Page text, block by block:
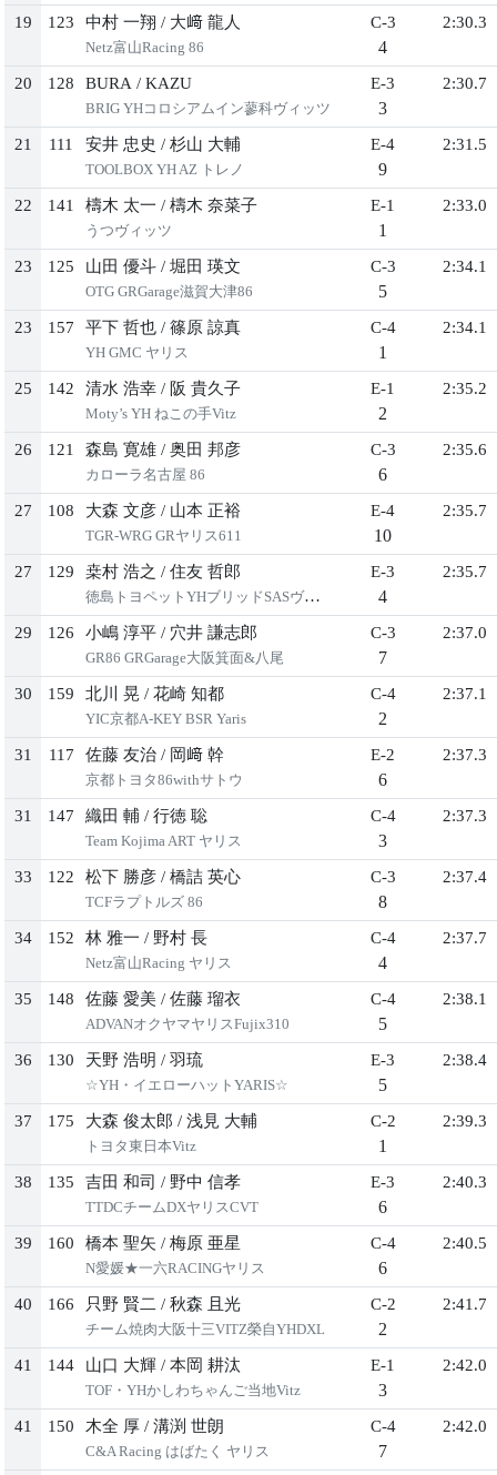
19 123 中村 一翔 / 大﨑 龍人
Netz富山Racing 86
C-3
4
2:30.3
20 128 BURA / KAZU
BRIG YHコロシアムイン蓼科ヴィッツ
E-3
3
2:30.7
21 111 安井 忠史 / 杉山 大輔
TOOLBOX YH AZ トレノ
E-4
9
2:31.5
22 141 檮木 太一 / 檮木 奈菜子
うつヴィッツ
E-1
1
2:33.0
23 125 山田 優斗 / 堀田 瑛文
OTG GRGarage滋賀大津86
C-3
5
2:34.1
23 157 平下 哲也 / 篠原 諒真
YH GMC ヤリス
C-4
1
2:34.1
25 142 清水 浩幸 / 阪 貴久子
Moty’s YH ねこの手Vitz
E-1
2
2:35.2
26 121 森島 寛雄 / 奥田 邦彦
カローラ名古屋 86
C-3
6
2:35.6
27 108 大森 文彦 / 山本 正裕
TGR-WRG GRヤリス611
E-4
10
2:35.7
27 129 桒村 浩之 / 住友 哲郎
徳島トヨペットYHブリッドSASヴィッツ
E-3
4
2:35.7
29 126 小嶋 淳平 / 穴井 謙志郎
GR86 GRGarage大阪箕面&八尾
C-3
7
2:37.0
30 159 北川 晃 / 花崎 知都
YIC京都A-KEY BSR Yaris
C-4
2
2:37.1
31 117 佐藤 友治 / 岡﨑 幹
京都トヨタ86withサトウ
E-2
6
2:37.3
31 147 織田 輔 / 行徳 聡
Team Kojima ART ヤリス
C-4
3
2:37.3
33 122 松下 勝彦 / 橋詰 英心
TCFラプトルズ 86
C-3
8
2:37.4
34 152 林 雅一 / 野村 長
Netz富山Racing ヤリス
C-4
4
2:37.7
35 148 佐藤 愛美 / 佐藤 瑠衣
ADVANオクヤマヤリスFujix310
C-4
5
2:38.1
36 130 天野 浩明 / 羽琉
☆YH・イエローハットYARIS☆
E-3
5
2:38.4
37 175 大森 俊太郎 / 浅見 大輔
トヨタ東日本Vitz
C-2
1
2:39.3
38 135 吉田 和司 / 野中 信孝
TTDCチームDXヤリスCVT
E-3
6
2:40.3
39 160 橋本 聖矢 / 梅原 亜星
N愛媛★一六RACINGヤリス
C-4
6
2:40.5
40 166 只野 賢二 / 秋森 且光
チーム焼肉大阪十三VITZ榮自YHDXL
C-2
2
2:41.7
41 144 山口 大輝 / 本岡 耕汰
TOF・YHかしわちゃんご当地Vitz
E-1
3
2:42.0
41 150 木全 厚 / 溝渕 世朗
C&A Racing はばたく ヤリス
C-4
7
2:42.0